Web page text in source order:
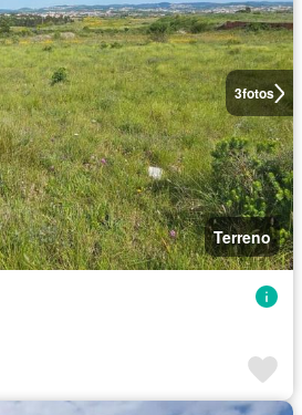
3fotos
Terreno